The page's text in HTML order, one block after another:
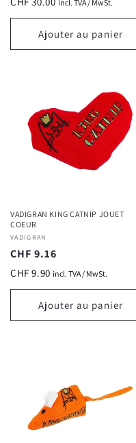
incl. TVA / MwSt.
Ajouter au panier
VADIGRAN KING CATNIP JOUET
COEUR
Fournisseur :
VADIGRAN
Prix
habituel
CHF 9.16
CHF 9.90 incl. TVA / MwSt.
Ajouter au panier